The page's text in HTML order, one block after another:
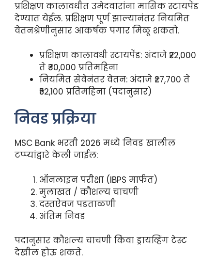
प्रशिक्षण कालावधीत उमेदवारांना मासिक स्टायपेंड
देण्यात येईल. प्रशिक्षण पूर्ण झाल्यानंतर नियमित
वेतनश्रेणीनुसार आकर्षक पगार मिळू शकतो.
प्रशिक्षण कालावधी स्टायपेंड: अंदाजे ₹22,000
ते ₹30,000 प्रतिमहिना
नियमित सेवेनंतर वेतन: अंदाजे ₹27,700 ते
₹52,100 प्रतिमहिना (पदानुसार)
निवड प्रक्रिया
MSC Bank भरती 2026 मध्ये निवड खालील
टप्प्यांद्वारे केली जाईल:
ऑनलाइन परीक्षा (IBPS मार्फत)
मुलाखत / कौशल्य चाचणी
दस्तऐवज पडताळणी
अंतिम निवड
पदानुसार कौशल्य चाचणी किंवा ड्रायव्हिंग टेस्ट
देखील होऊ शकते.